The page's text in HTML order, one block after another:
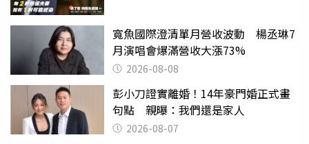
寬魚國際澄清單月營收波動 楊丞琳7
月演唱會爆滿營收大漲73%
2026-08-08
彭小刀證實離婚！14年豪門婚正式畫
句點 親曝：我們還是家人
2026-08-07